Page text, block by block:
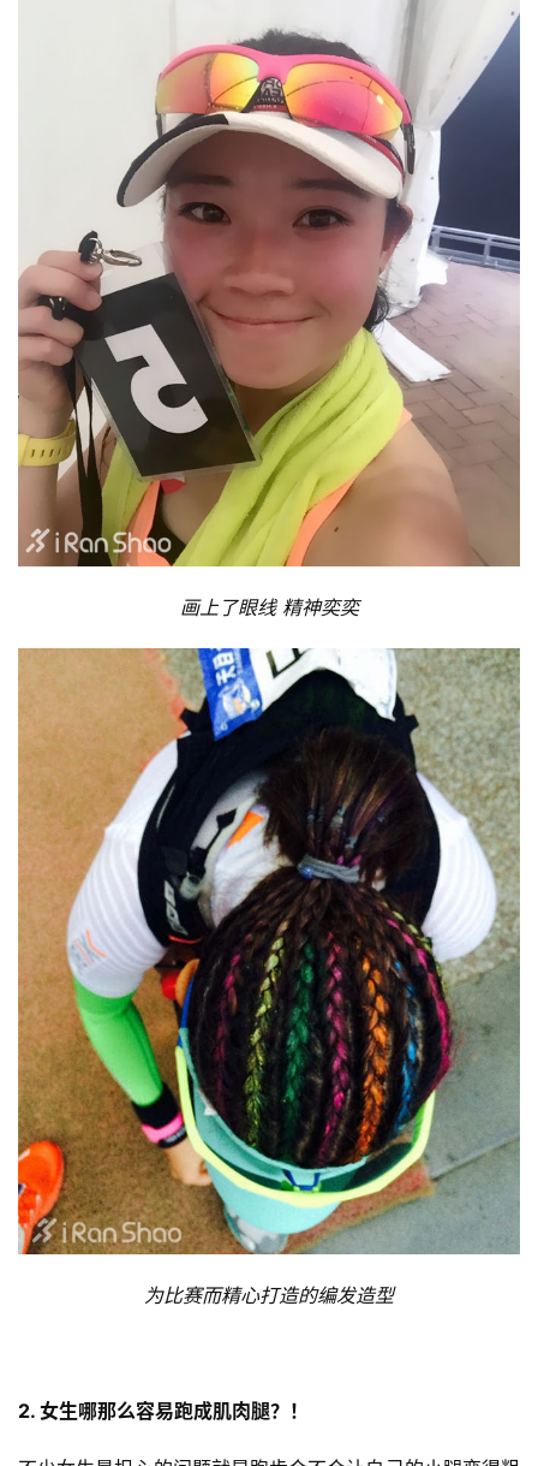
画上了眼线 精神奕奕
为比赛而精心打造的编发造型
2. 女生哪那么容易跑成肌肉腿？！